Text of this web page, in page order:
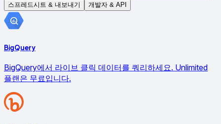
스프레드시트 & 내보내기
개발자 & API
BigQuery
BigQuery에서 라이브 클릭 데이터를 쿼리하세요. Unlimited
플랜은 무료입니다.